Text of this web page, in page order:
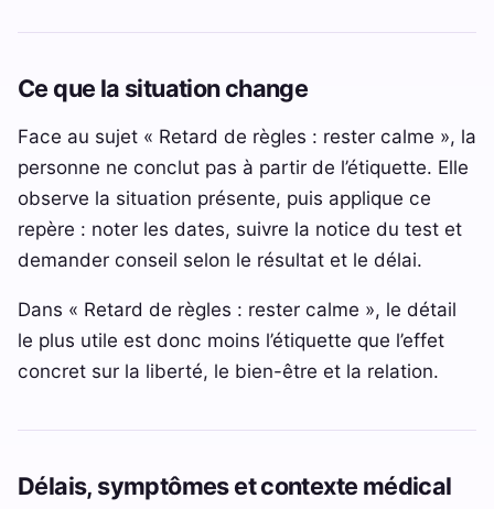
Ce que la situation change
Face au sujet « Retard de règles : rester calme », la
personne ne conclut pas à partir de l’étiquette. Elle
observe la situation présente, puis applique ce
repère : noter les dates, suivre la notice du test et
demander conseil selon le résultat et le délai.
Dans « Retard de règles : rester calme », le détail
le plus utile est donc moins l’étiquette que l’effet
concret sur la liberté, le bien-être et la relation.
Délais, symptômes et contexte médical